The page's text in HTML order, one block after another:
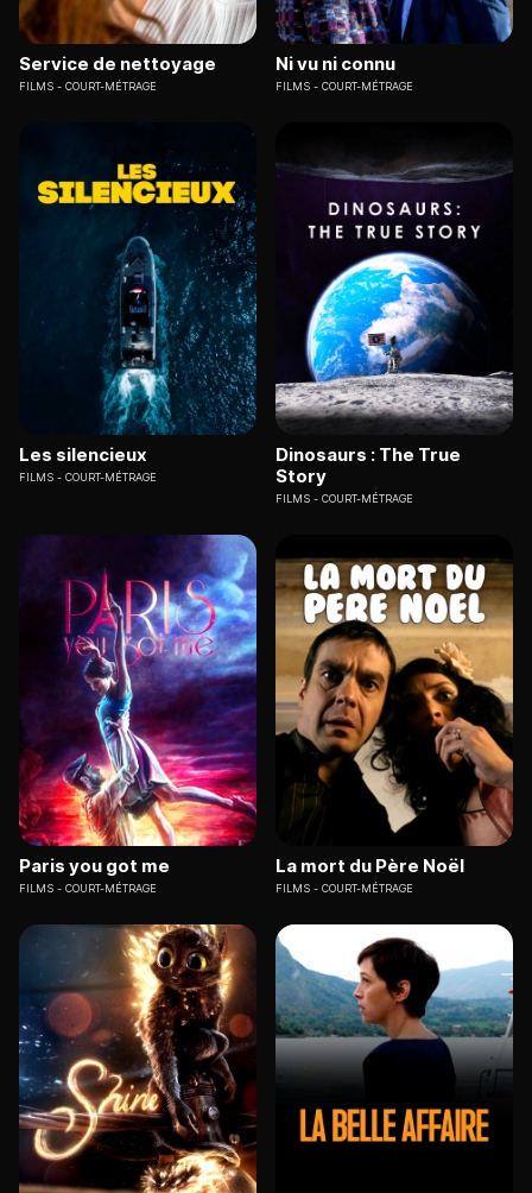
Service de nettoyage
FILMS COURT-MÉTRAGE
Ni vu ni connu
FILMS COURT-MÉTRAGE
Les silencieux
FILMS COURT-MÉTRAGE
Dinosaurs : The True
Story
FILMS COURT-MÉTRAGE
Paris you got me
FILMS COURT-MÉTRAGE
La mort du Père Noël
FILMS COURT-MÉTRAGE